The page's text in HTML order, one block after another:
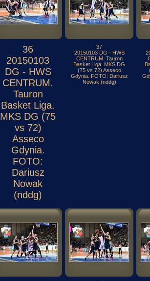
36
20150103
DG - HWS
CENTRUM.
Tauron
Basket Liga.
MKS DG (75
vs 72)
Asseco
Gdynia.
FOTO:
Dariusz
Nowak
(nddg)
37
20150103 DG - HWS
CENTRUM. Tauron
Basket Liga. MKS DG
(75 vs 72) Asseco
Gdynia. FOTO: Dariusz
Nowak (nddg)